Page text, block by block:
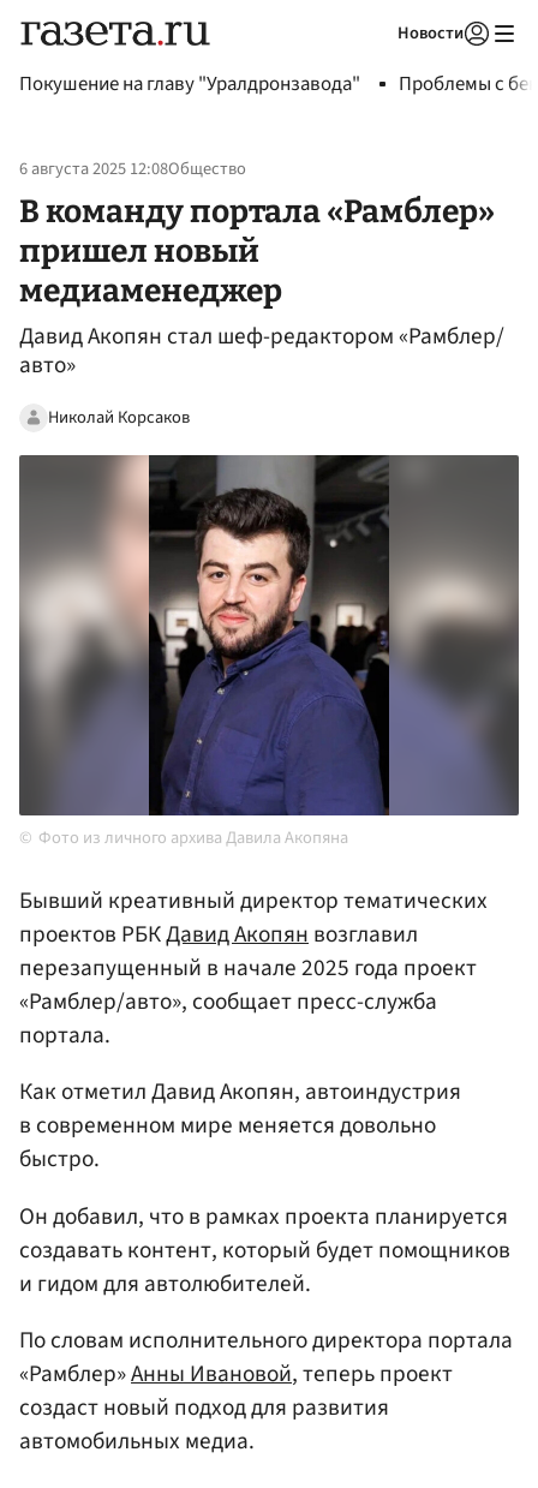
Новости
Покушение на главу "Уралдронзавода" Проблемы с
6 августа 2025 12:08Общество
В команду портала «Рамблер»
пришел новый
медиаменеджер
Давид Акопян стал шеф-редактором «Рамблер/
авто»
Николай Корсаков
Фото из личного архива Давила Акопяна
Бывший креативный директор тематических
проектов РБКДавид Акопянвозглавил
перезапущенный в начале 2025 года проект
«Рамблер/авто», сообщает пресс-служба
портала.
Как отметил Давид Акопян, автоиндустрия
в современном мире меняется довольно
быстро.
Он добавил, что в рамках проекта планируется
создавать контент, который будет помощников
и гидом для автолюбителей.
По словам исполнительного директора портала
«Рамблер»Анны Ивановой, теперь проект
создаст новый подход для развития
автомобильных медиа.